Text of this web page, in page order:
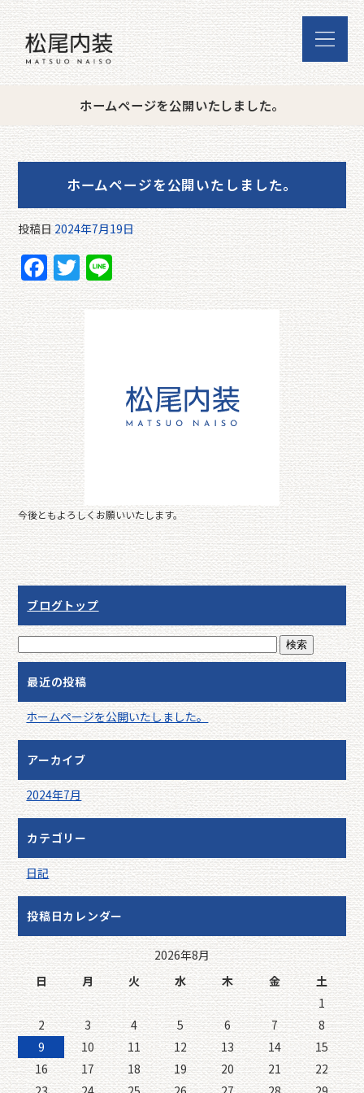
ホームページを公開いたしました。
ホームページを公開いたしました。
投稿日2024年7月19日
F
a
c
e
b
o
o
k
T
w
itt
er
Li
n
e
今後ともよろしくお願いいたします。
ブログトップ
最近の投稿
ホームページを公開いたしました。
アーカイブ
2024年7月
カテゴリー
日記
投稿日カレンダー
2026年8月
日
月 火 水 木 金
土
1
2
3 4 5 6 7
8
9
10 11 12 13 14
15
16
17 18 19 20 21
22